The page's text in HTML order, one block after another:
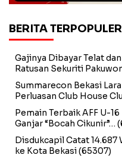
BERITA
Gajinya Dibayar Telat
Ratusan Sekuriti
Summarecon Bekasi
Perluasan Club House
Pemain Terbaik AFF U-
Ganjar “Bocah Cikunir”…
Disdukcapil Catat
ke Kota Bekasi(65307)